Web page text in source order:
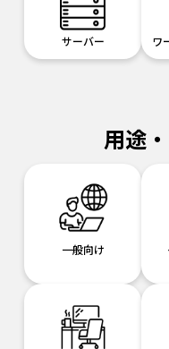
サーバー ワ
用途
一般向け